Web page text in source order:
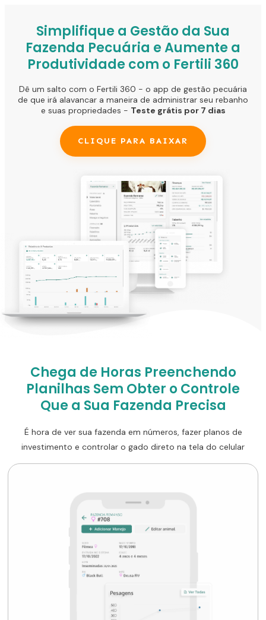
Simplifique a Gestão da Sua
Fazenda Pecuária e Aumente a
Produtividade com o Fertili 360
Dê um salto com o Fertili 360 - o app de gestão pecuária
de que irá alavancar a maneira de administrar seu rebanho
e suas propriedades - Teste grátis por 7 dias
CLIQUE PARA BAIXAR
Chega de Horas Preenchendo
Planilhas Sem Obter o Controle
Que a Sua Fazenda Precisa
É hora de ver sua fazenda em números, fazer planos de
investimento e controlar o gado direto na tela do celular